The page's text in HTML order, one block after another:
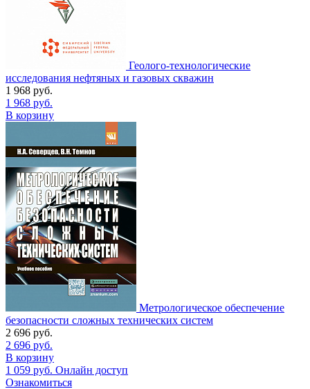
Геолого-технологические
исследования нефтяных и газовых скважин
1 968 руб.
1 968 руб.
В корзину
Метрологическое обеспечение
безопасности сложных технических систем
2 696 руб.
2 696 руб.
В корзину
1 059 руб. Онлайн доступ
Ознакомиться